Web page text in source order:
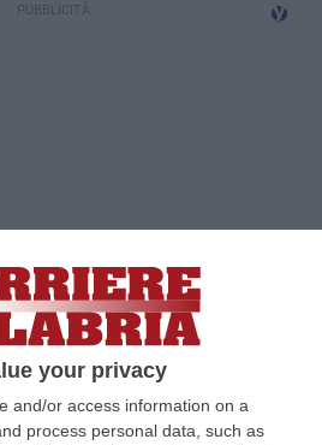
your privacy
and/or access information on a
process personal data, such as